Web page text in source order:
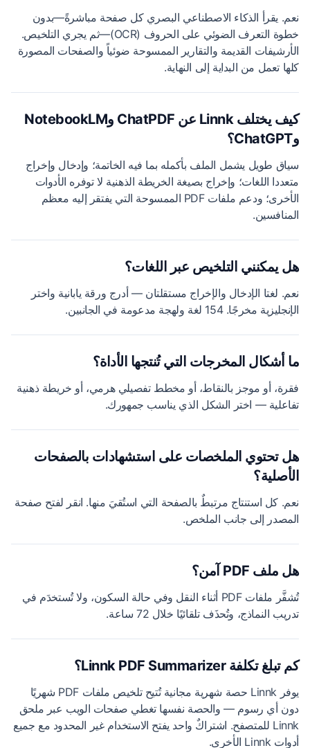
نعم. يقرأ الذكاء الاصطناعي البصري كل صفحة مباشرةً—بدون
خطوة التعرف الضوئي على الحروف (OCR)—ثم يجري التلخيص.
الأرشيفات القديمة والتقارير الممسوحة ضوئياً والصفحات المصورة
كلها تعمل من البداية إلى النهاية.
كيف يختلف Linnk عن ChatPDF وNotebookLM
وChatGPT؟
سياق طويل يشمل الملف بأكمله بما فيه الخاتمة؛ وإدخال وإخراج
متعددا اللغات؛ وإخراج بصيغة الخريطة الذهنية لا توفره الأدوات
الأخرى؛ ودعم ملفات PDF الممسوحة التي يفتقر إليه معظم
المنافسين.
هل يمكنني التلخيص عبر اللغات؟
نعم. لغتا الإدخال والإخراج مستقلتان — أدرج ورقة يابانية واختر
الإنجليزية مخرجًا. 154 لغة ولهجة مدعومة في الجانبين.
ما أشكال المخرجات التي تُنتجها الأداة؟
فقرة، أو موجز بالنقاط، أو مخطط تفصيلي هرمي، أو خريطة ذهنية
تفاعلية — اختر الشكل الذي يناسب جمهورك.
هل تحتوي الملخصات على استشهادات بالصفحات
الأصلية؟
نعم. كل استنتاج مرتبطٌ بالصفحة التي استُقيَ منها. انقر لفتح صفحة
المصدر إلى جانب الملخص.
هل ملف PDF آمن؟
تُشفَّر ملفات PDF أثناء النقل وفي حالة السكون، ولا تُستخدَم في
تدريب النماذج، وتُحذَف تلقائيًا خلال 72 ساعة.
كم تبلغ تكلفة Linnk PDF Summarizer؟
يوفر Linnk حصة شهرية مجانية تُتيح تلخيص ملفات PDF شهريًا
دون أي رسوم — والحصة نفسها تغطي صفحات الويب عبر ملحق
Linnk للمتصفح. اشتراكٌ واحد يفتح الاستخدام غير المحدود مع جميع
أدوات Linnk الأخرى.